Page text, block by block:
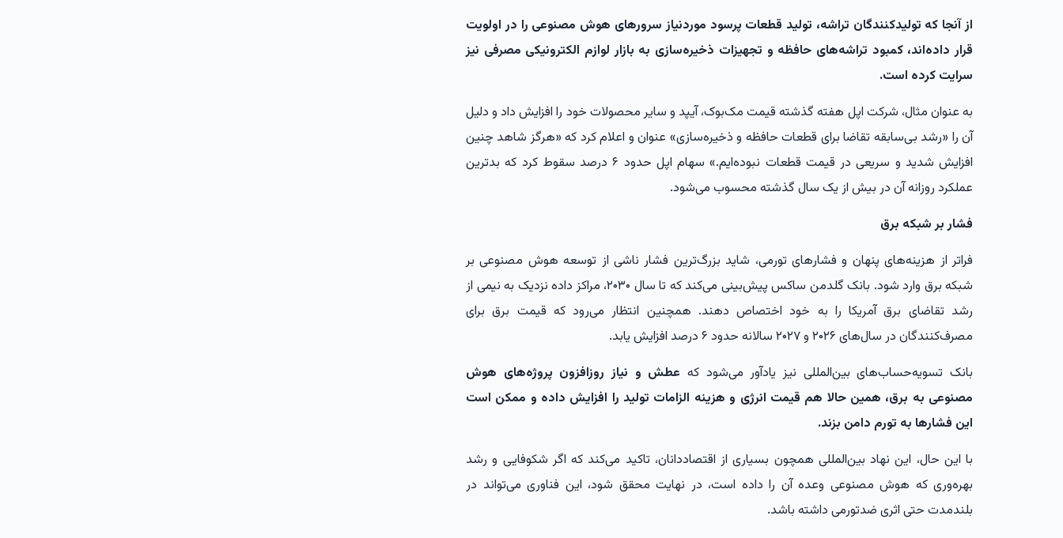
از آنجا که تولیدکنندگان تراشه، تولید قطعات پرسود موردنیاز سرورهای هوش مصنوعی را در اولویت
قرار داده‌اند، کمبود تراشه‌های حافظه و تجهیزات ذخیره‌سازی به بازار لوازم الکترونیکی مصرفی نیز
سرایت کرده است.
به عنوان مثال، شرکت اپل هفته گذشته قیمت مک‌بوک، آیپد و سایر محصولات خود را افزایش داد و دلیل
آن را «رشد بی‌سابقه تقاضا برای قطعات حافظه و ذخیره‌سازی» عنوان و اعلام کرد که «هرگز شاهد چنین
افزایش شدید و سریعی در قیمت قطعات نبوده‌ایم.» سهام اپل حدود ۶ درصد سقوط کرد که بدترین
عملکرد روزانه آن در بیش از یک سال گذشته محسوب می‌شود.
فشار بر شبکه برق
فراتر از هزینه‌های پنهان و فشارهای تورمی، شاید بزرگ‌ترین فشار ناشی از توسعه هوش مصنوعی بر
شبکه برق وارد شود. بانک گلدمن ساکس پیش‌بینی می‌کند که تا سال ۲۰۳۰، مراکز داده نزدیک به نیمی از
رشد تقاضای برق آمریکا را به خود اختصاص دهند. همچنین انتظار می‌رود که قیمت برق برای
مصرف‌کنندگان در سال‌های ۲۰۲۶ و ۲۰۲۷ سالانه حدود ۶ درصد افزایش یابد.
بانک تسویه‌حساب‌های بین‌المللی نیز یادآور می‌شود که عطش و نیاز روزافزون پروژه‌های هوش
مصنوعی به برق، همین حالا هم قیمت انرژی و هزینه الزامات تولید را افزایش داده و ممکن است
این فشارها به تورم دامن بزند.
با این حال، این نهاد بین‌المللی همچون بسیاری از اقتصاددانان، تاکید می‌کند که اگر شکوفایی و رشد
بهره‌وری که هوش مصنوعی وعده آن را داده است، در نهایت محقق شود، این فناوری می‌تواند در
بلندمدت حتی اثری ضدتورمی داشته باشد.